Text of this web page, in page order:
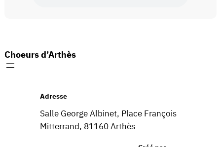
Choeurs d’Arthès
Adresse
Salle George Albinet, Place François
Mitterrand, 81160 Arthès